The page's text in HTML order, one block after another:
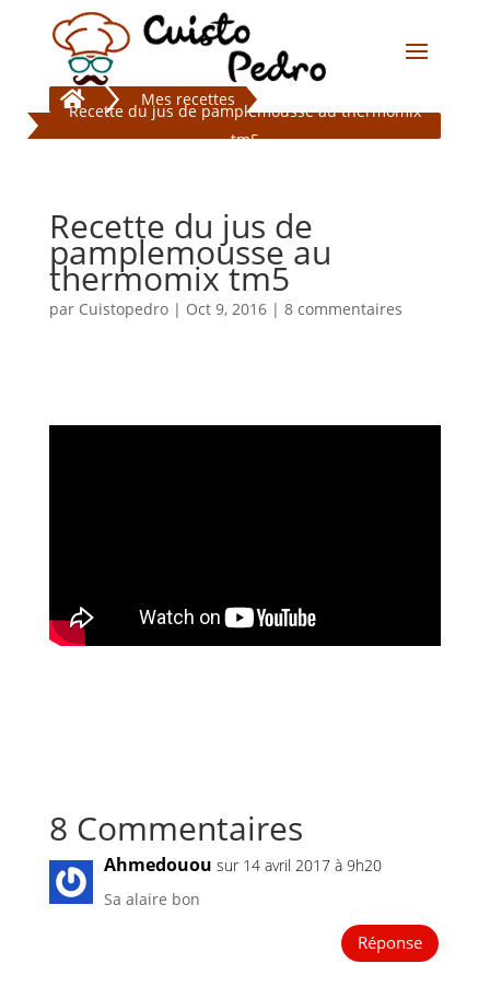
 Mes recettes
Recette du jus de pamplemousse au thermomix
tm5
Recette du jus de
pamplemousse au
thermomix tm5
par Cuistopedro| Oct 9, 2016| 8 commentaires
8 Commentaires
Ahmedouou sur 14 avril 2017 à 9h20
Sa alaire bon
Réponse